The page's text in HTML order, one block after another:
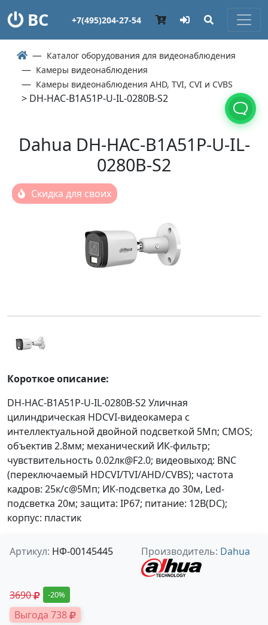
ВС +7(495)204-27-54
Каталог оборудования для видеонаблюдения
Камеры видеонаблюдения
Камеры видеонаблюдения AHD, TVI, CVI и CVBS
> DH-HAC-B1A51P-U-IL-0280B-S2
Dahua DH-HAC-B1A51P-U-IL-
0280B-S2
Скидка для своих
Короткое описание:
DH-HAC-B1A51P-U-IL-0280B-S2 Уличная
цилиндрическая HDCVI-видеокамера с
интеллектуальной двойной подсветкой 5Мп; CMOS;
объектив 2.8мм; механический ИК-фильтр;
чувствительность 0.02лк@F2.0; видеовыход: BNC
(переключаемый HDCVI/TVI/AHD/CVBS); частота
кадров: 25к/c@5Мп; ИК-подсветка до 30м, Led-
подсветка 20м; защита: IP67; питание: 12В(DC);
корпус: пластик
Артикул: НФ-00145445 Производитель: Dahua
3690 -20%
Выгода 738